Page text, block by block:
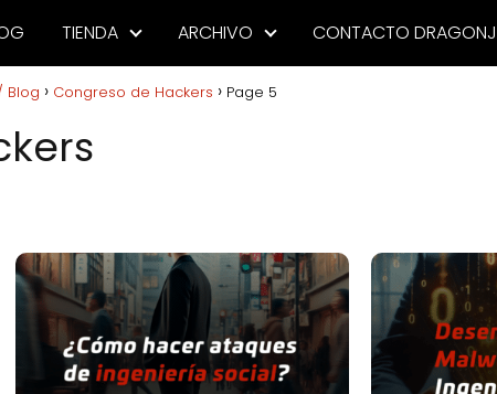
TIENDA ARCHIVO CONTACTO
Blog Congreso de Hackers Page 5